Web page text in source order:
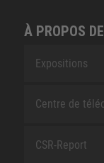
À PROPOS
Expositions
Centre de
CSR-Report